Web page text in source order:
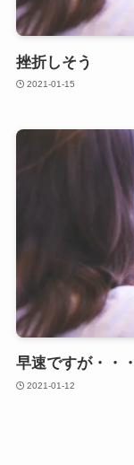
挫折しそう
2021-01-15
早速ですが・・・
2021-01-12